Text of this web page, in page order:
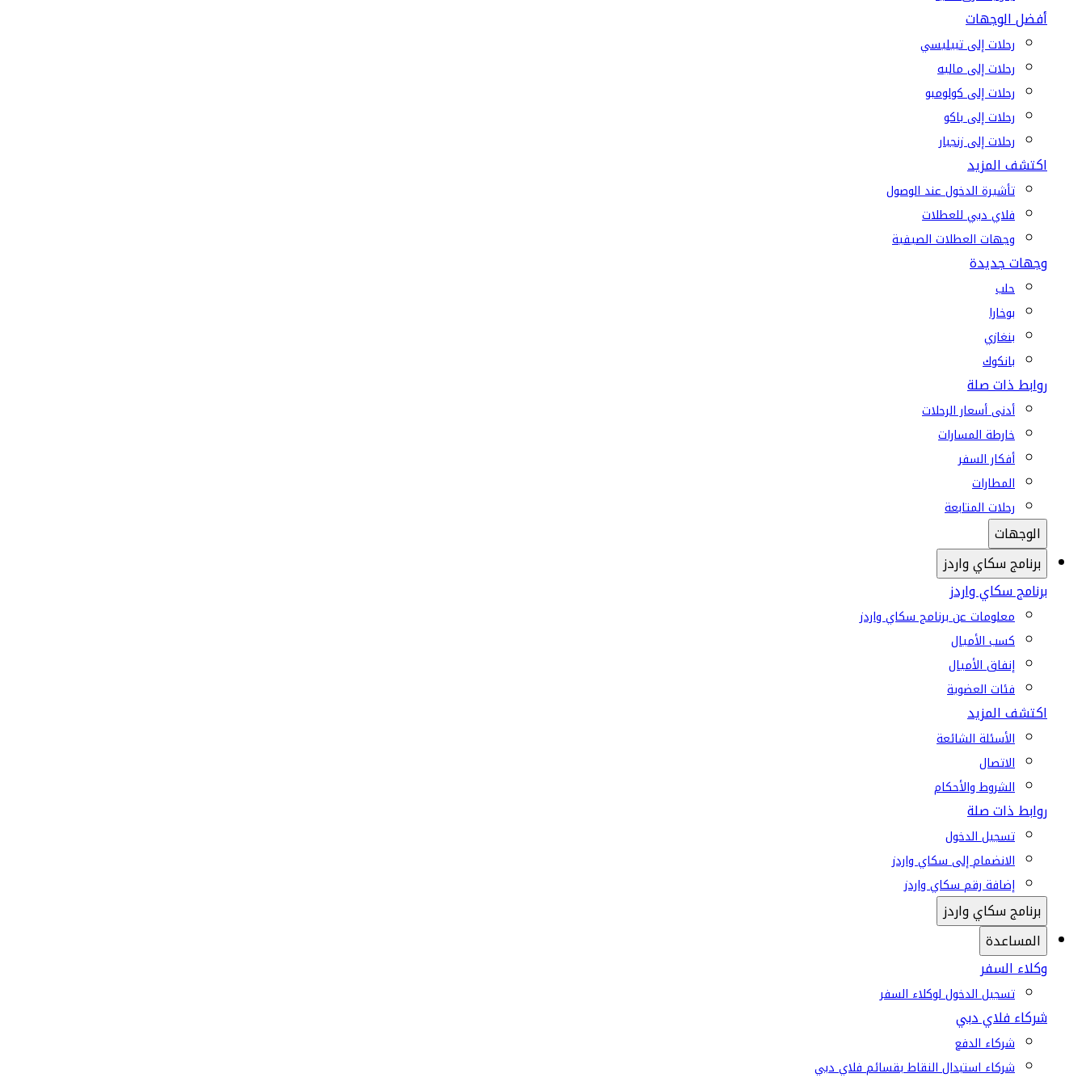
أفضل الوجهات
رحلات إلى تبيليسي
رحلات إلى ماليه
رحلات إلى كولومبو
رحلات إلى باكو
رحلات إلى زنجبار
اكتشف المزيد
تأشيرة الدخول عند الوصول
فلاي دبي للعطلات
وجهات العطلات الصيفية
وجهات جديدة
حلب
بوخارا
بنغازي
بانكوك
روابط ذات صلة
أدنى أسعار الرحلات
خارطة المسارات
أفكار السفر
المطارات
رحلات المتابعة
الوجهات
برنامج سكاي واردز
برنامج سكاي واردز
معلومات عن برنامج سكاي واردز
كسب الأميال
إنفاق الأميال
فئات العضوية
اكتشف المزيد
الأسئلة الشائعة
الاتصال
الشروط والأحكام
روابط ذات صلة
تسجيل الدخول
الانضمام إلى سكاي واردز
إضافة رقم سكاي واردز
برنامج سكاي واردز
المساعدة
وكلاء السفر
تسجيل الدخول لوكلاء السفر
شركاء فلاي دبي
شركاء الدفع
شركاء استبدال النقاط بقسائم فلاي دبي